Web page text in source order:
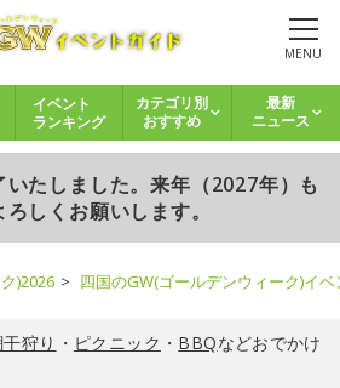
MENU
イベント
ランキング
カテゴリ別
おすすめ
最新
ニュース
たしました。来年（2027年）も
しくお願いします。
)2026 四国のGW(ゴールデンウィーク)イ
狩り ・ ピクニック ・ BBQなどおでかけ